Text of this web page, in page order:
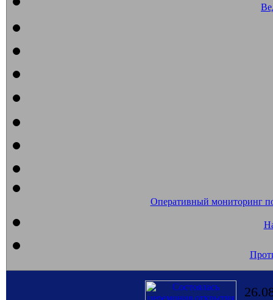
Оперативный мониторинг